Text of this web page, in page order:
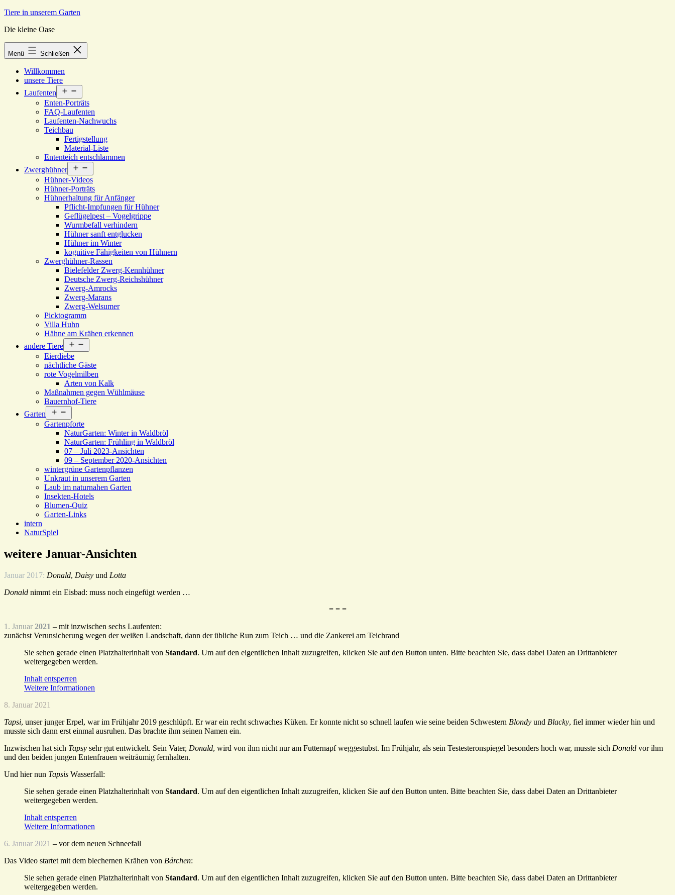
Zum
springen
Tiere in unserem Garten
Die kleine Oase
Menü Schließen
Willkommen
unsere Tiere
Laufenten
öffnen
Enten-Porträts
FAQ-Laufenten
Laufenten-Nachwuchs
Teichbau
Fertigstellung
Material-Liste
Ententeich entschlammen
Zwerghühner
öffnen
Hühner-Videos
Hühner-Porträts
Hühnerhaltung für Anfänger
Pflicht-Impfungen für Hühner
Geflügelpest – Vogelgrippe
Wurmbefall verhindern
Hühner sanft entglucken
Hühner im Winter
kognitive Fähigkeiten von Hühnern
Zwerghühner-Rassen
Bielefelder Zwerg-Kennhühner
Deutsche Zwerg-Reichshühner
Zwerg-Amrocks
Zwerg-Marans
Zwerg-Welsumer
Picktogramm
Villa Huhn
Hähne am Krähen erkennen
andere Tiere
öffnen
Eierdiebe
nächtliche Gäste
rote Vogelmilben
Arten von Kalk
Maßnahmen gegen Wühlmäuse
Bauernhof-Tiere
Garten
öffnen
Gartenpforte
NaturGarten: Winter in Waldbröl
NaturGarten: Frühling in Waldbröl
07 – Juli 2023-Ansichten
09 – September 2020-Ansichten
wintergrüne Gartenpflanzen
Unkraut in unserem Garten
Laub im naturnahen Garten
Insekten-Hotels
Blumen-Quiz
Garten-Links
intern
NaturSpiel
weitere Januar-Ansichten
Januar 2017: Donald, Daisy und Lotta
Donald nimmt ein Eisbad: muss noch eingefügt werden …
= = =
1. Januar 2021 – mit inzwischen sechs Laufenten:
zunächst Verunsicherung wegen der weißen Landschaft, dann der übliche Run zum Teich … und die Zankerei am Teichrand
Sie sehen gerade einen Platzhalterinhalt von Standard. Um auf den eigentlichen Inhalt zuzugreifen, klicken Sie auf den Button unten. Bitte beachten Sie, dass dabei Daten an Drittanbieter
weitergegeben werden.
Inhalt entsperren
Weitere Informationen
8. Januar 2021
Tapsi, unser junger Erpel, war im Frühjahr 2019 geschlüpft. Er war ein recht schwaches Küken. Er konnte nicht so schnell laufen wie seine beiden Schwestern Blondy und Blacky, fiel immer wieder hin und
musste sich dann erst einmal ausruhen. Das brachte ihm seinen Namen ein.
Inzwischen hat sich Tapsy sehr gut entwickelt. Sein Vater, Donald, wird von ihm nicht nur am Futternapf weggestubst. Im Frühjahr, als sein Testesteronspiegel besonders hoch war, musste sich Donald vor ihm
und den beiden jungen Entenfrauen weiträumig fernhalten.
Und hier nun Tapsis Wasserfall:
Sie sehen gerade einen Platzhalterinhalt von Standard. Um auf den eigentlichen Inhalt zuzugreifen, klicken Sie auf den Button unten. Bitte beachten Sie, dass dabei Daten an Drittanbieter
weitergegeben werden.
Inhalt entsperren
Weitere Informationen
6. Januar 2021 – vor dem neuen Schneefall
Das Video startet mit dem blechernen Krähen von Bärchen:
Sie sehen gerade einen Platzhalterinhalt von Standard. Um auf den eigentlichen Inhalt zuzugreifen, klicken Sie auf den Button unten. Bitte beachten Sie, dass dabei Daten an Drittanbieter
weitergegeben werden.